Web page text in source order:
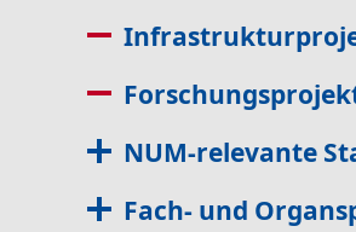
NUM-relevante
Fach- und